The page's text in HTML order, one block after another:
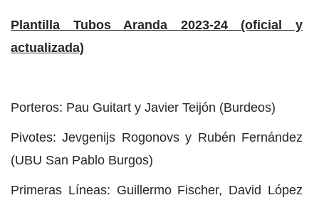
Plantilla Tubos Aranda 2023-24 (oficial y
actualizada)
Porteros: Pau Guitart y Javier Teijón (Burdeos)
Pivotes: Jevgenijs Rogonovs y Rubén Fernández
(UBU San Pablo Burgos)
Primeras Líneas: Guillermo Fischer, David López